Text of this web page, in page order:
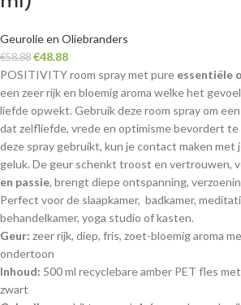
Geurolie en Oliebranders
€58.88 €48.88
POSITIVITY room spray met pure essentiële
een zeer rijk en bloemig aroma welke het
liefde opwekt. Gebruik deze room spray om een
dat zelfliefde, vrede en optimisme bevordert te
deze spray gebruikt, kun je contact maken met
geluk. De geur schenkt troost en vertrouwen,
en passie, brengt diepe ontspanning,
Perfect voor de slaapkamer, badkamer,
behandelkamer, yoga studio of kasten.
Geur: zeer rijk, diep, fris, zoet-bloemig aroma
ondertoon
Inhoud: 500 ml recyclebare amber PET fles
zwart